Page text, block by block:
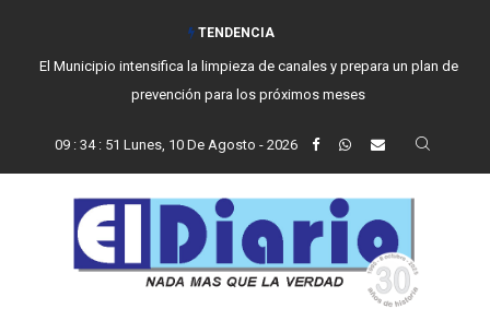
TENDENCIA
El Municipio intensifica la limpieza de canales y prepara un plan de
prevención para los próximos meses
09 : 34: 52 Lunes, 10 De Agosto - 2026